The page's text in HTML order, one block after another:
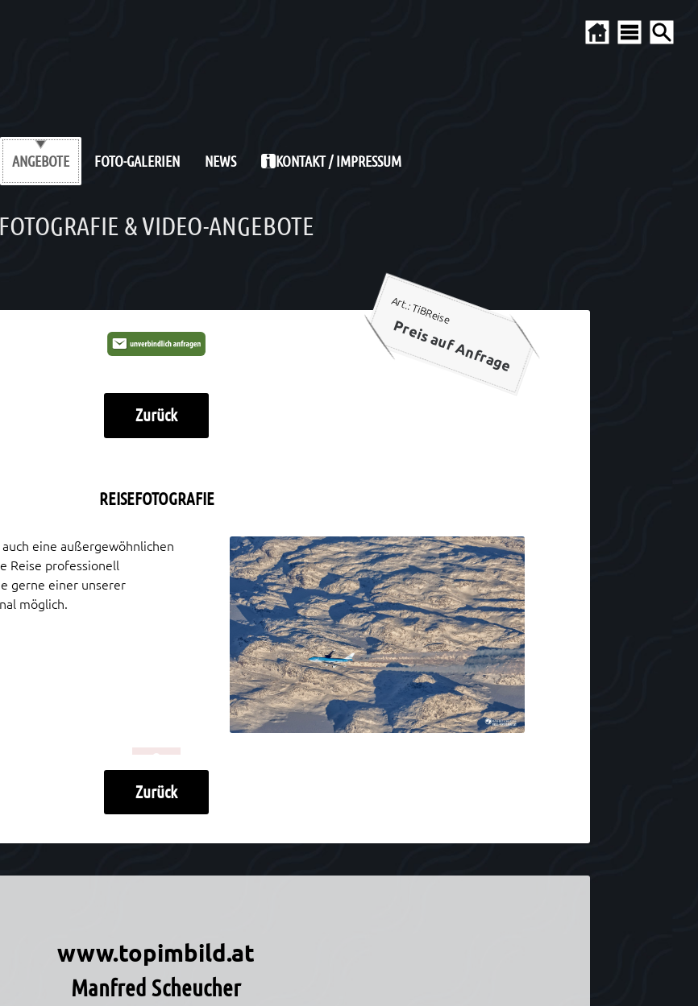
ANGEBOTE FOTO-GALERIEN NEWS KONTAKT / IMPRESSUM
FOTOGRAFIE & VIDEO-ANGEBOTE
Zurück
REISEFOTOGRAFIE
Art.: TiBReise
Preis auf Anfrage
eine außergewöhnlichen
Reise professionell
gerne einer unserer
möglich.
Zurück
www.topimbild.at
Manfred Scheucher